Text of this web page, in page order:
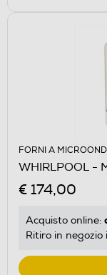
FORNI A
WHIRLPOOL -
€ 174,00
Acquisto online:
Ritiro in